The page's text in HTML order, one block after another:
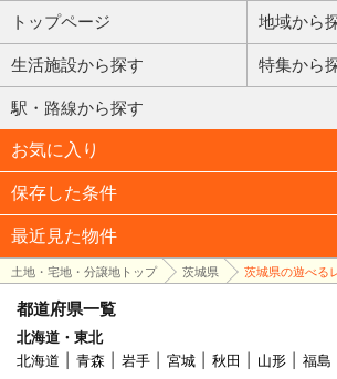
トップページ 地域から
生活施設から探す 特集から
駅・路線から探す
お気に入り
保存した条件
最近見た物件
土地・宅地・分譲地トップ 茨城県 茨城県の遊べる
都道府県一覧
北海道・東北
北海道
青森 岩手 宮城 秋田 山形
福島